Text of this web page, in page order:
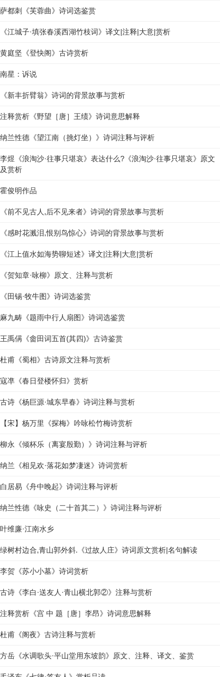
萨都刺《芙蓉曲》诗词选鉴赏
《江城子·填张春溪西湖竹枝词》译文|注释|大意|赏析
黄庭坚《登快阁》古诗赏析
南星：诉说
《新丰折臂翁》诗词的背景故事与赏析
注释赏析《野望［唐］王绩》诗词意思解释
纳兰性德《望江南（挑灯坐）》诗词注释与评析
李煜《浪淘沙·往事只堪哀》表达什么?《浪淘沙·往事只堪哀》原文
及赏析
霍俊明作品
《前不见古人,后不见来者》诗词的背景故事与赏析
《感时花溅泪,恨别鸟惊心》诗词的背景故事与赏析
《江上值水如海势聊短述》译文|注释|大意|赏析
《贺知章·咏柳》原文、注释与赏析
《田锡·牧牛图》诗词选鉴赏
麻九畴《题雨中行人扇图》诗词选鉴赏
王禹偁《畬田词五首(其四)》古诗鉴赏
杜甫《蜀相》古诗原文注释与赏析
寇凖《春日登楼怀归》赏析
古诗《杨巨源·城东早春》诗词注释与赏析
【宋】杨万里《探梅》吟咏松竹梅诗赏析
柳永《倾杯乐（离宴殷勤）》诗词注释与评析
纳兰《相见欢·落花如梦凄迷》诗词赏析
白居易《舟中晚起》诗词注释与评析
纳兰性德《咏史（二十首其二）》诗词注释与评析
叶维廉·江南水乡
绿树村边合,青山郭外斜.《过故人庄》诗词原文赏析|名句解读
李贺《苏小小墓》诗词赏析
古诗《李白·送友人·青山横北郭②》注释与赏析
注释赏析《宫 中 题［唐］李昂》诗词意思解释
杜甫《阁夜》古诗注释与赏析
方岳《水调歌头·平山堂用东坡韵》原文、注释、译文、鉴赏